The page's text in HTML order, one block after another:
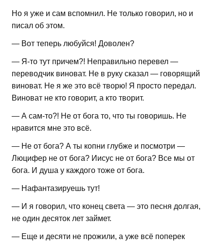
Но я уже и сам вспомнил. Не только говорил, но и
писал об этом.
— Вот теперь любуйся! Доволен?
— Я-то тут причем?! Неправильно перевел —
переводчик виноват. Не в руку сказал — говорящий
виноват. Не я же это всё творю! Я просто передал.
Виноват не кто говорит, а кто творит.
— А сам-то?! Не от бога то, что ты говоришь. Не
нравится мне это всё.
— Не от бога? А ты копни глубже и посмотри —
Люцифер не от бога? Иисус не от бога? Все мы от
бога. И душа у каждого тоже от бога.
— Нафантазируешь тут!
— И я говорил, что конец света — это песня долгая,
не один десяток лет займет.
— Еще и десяти не прожили, а уже всё поперек